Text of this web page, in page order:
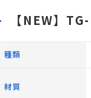
【NEW】
種類
材質